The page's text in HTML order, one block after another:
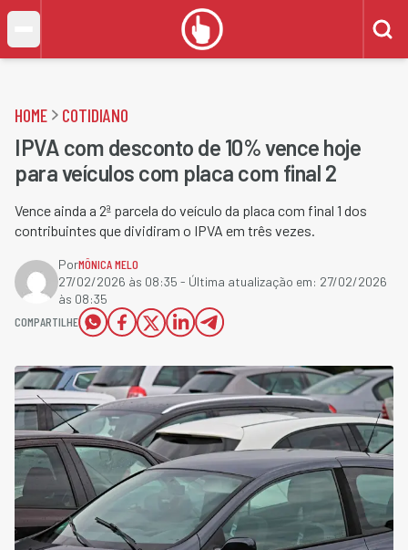
HOME COTIDIANO
IPVA com desconto de 10% vence hoje
para veículos com placa com final 2
Vence ainda a 2ª parcela do veículo da placa com final 1 dos
contribuintes que dividiram o IPVA em três vezes.
PorMÔNICA MELO
27/02/2026 às 08:35 - Última atualização em: 27/02/2026
às 08:35
COMPARTILHE